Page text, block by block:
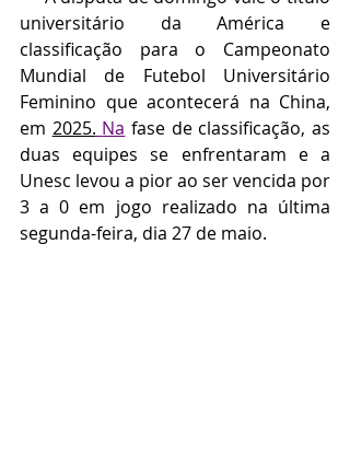
universitário da América e
classificação para o Campeonato
Mundial de Futebol Universitário
Feminino que acontecerá na China,
em 2025. Na fase de classificação, as
duas equipes se enfrentaram e a
Unesc levou a pior ao ser vencida por
3 a 0 em jogo realizado na última
segunda-feira, dia 27 de maio.